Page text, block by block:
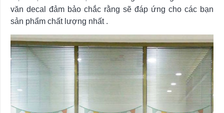
văn decal đảm bảo chắc rằng sẽ đáp ứng cho các bạn
sản phẩm chất lượng nhất .